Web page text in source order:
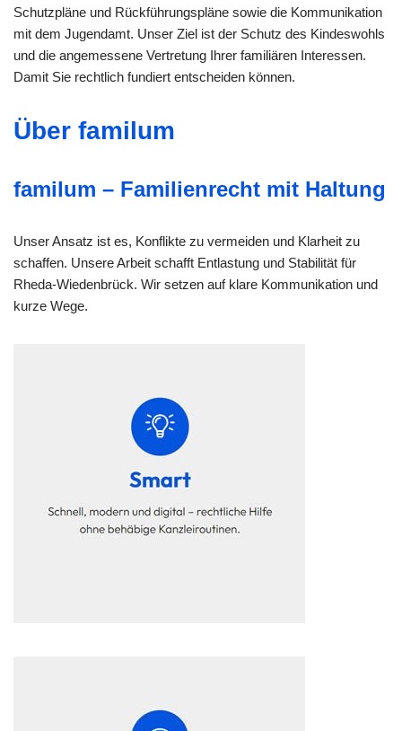
Schutzpläne und Rückführungspläne sowie die Kommunikation
mit dem Jugendamt. Unser Ziel ist der Schutz des Kindeswohls
und die angemessene Vertretung Ihrer familiären Interessen.
Damit Sie rechtlich fundiert entscheiden können.
Über familum
familum – Familienrecht mit Haltung
Unser Ansatz ist es, Konflikte zu vermeiden und Klarheit zu
schaffen. Unsere Arbeit schafft Entlastung und Stabilität für
Rheda-Wiedenbrück. Wir setzen auf klare Kommunikation und
kurze Wege.